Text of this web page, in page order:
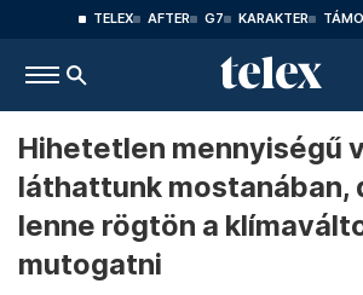
TELEX AFTER G7 KARAKTER
Hihetetlen mennyiségű
láthattunk mostanában,
lenne rögtön a
mutogatni